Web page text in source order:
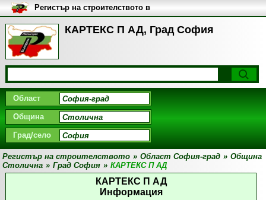
КАРТЕКС П АД, Град София
Регистър на строителството в
България
Област
Община
Град/село
Регистър на строителството » Област София-град » Община
Столична » Град София » КАРТЕКС П АД
КАРТЕКС П АД
Информация